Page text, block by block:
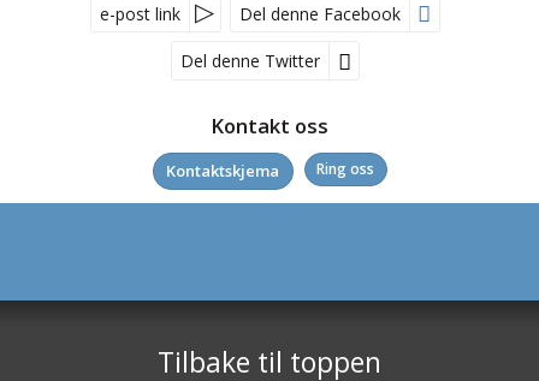
e-post link Del denne Facebook
Del denne Twitter
Kontakt oss
Kontaktskjema Ring oss
Vennligst sett inn kontrollsifferet som blir oppgitt. Bruk av
Telefon 62 83 52 20
Tilbake til toppen